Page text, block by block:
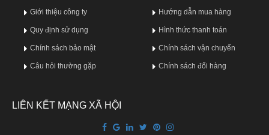
thuốc
hay
Kiến
thức
Dược
Giới thiệu công ty
Quy định sử dụng
Chính sách bảo mật
Câu hỏi thường gặp
Hướng dẫn mua hàng
Hình thức thanh toán
Chính sách vận chuyển
Chính sách đổi hàng
LIÊN KẾT MẠNG XÃ HỘI